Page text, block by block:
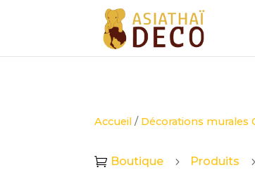
Accueil / Décorations murales
 Boutique 5 Produits 5